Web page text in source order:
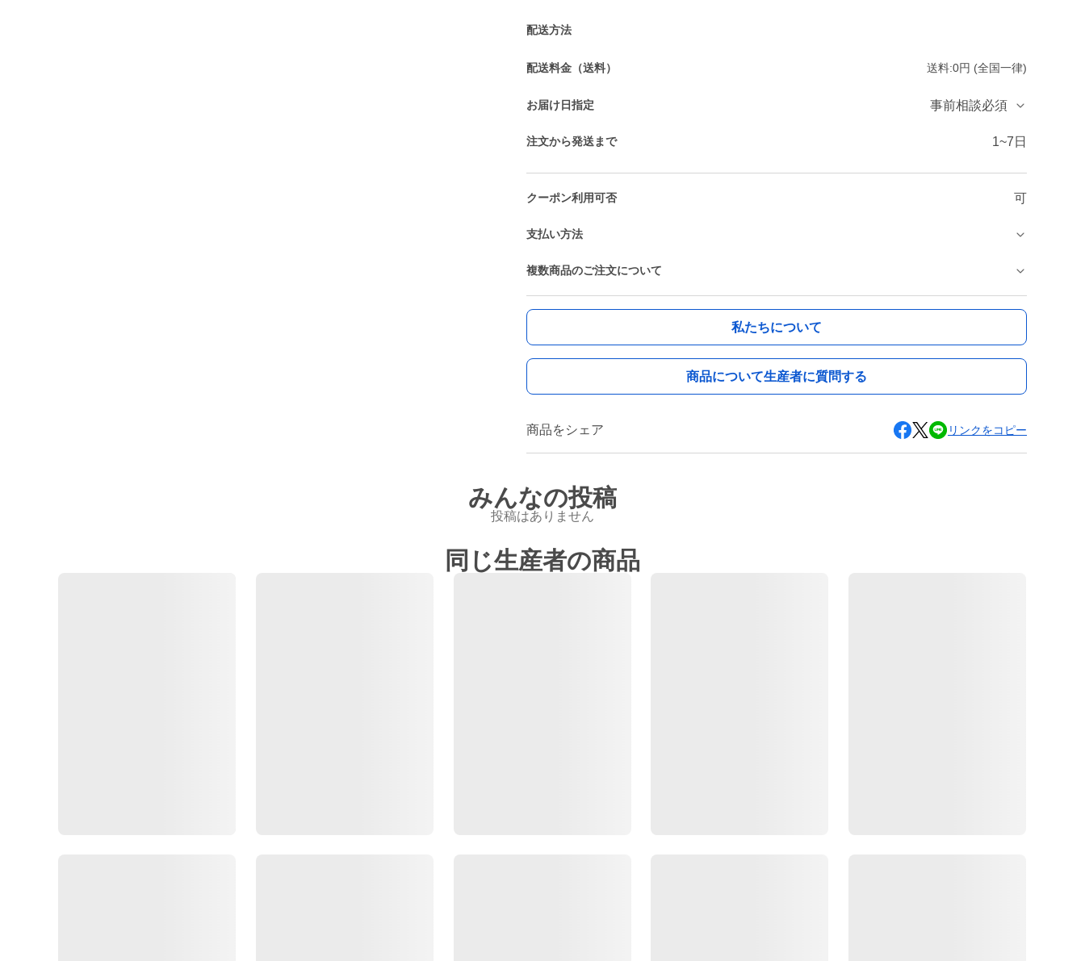
配送方法
配送料金（送料） 送料:0円 (全国一律)
お届け日指定 事前相談必須
注文から発送まで 1~7日
クーポン利用可否 可
支払い方法
複数商品のご注文について
私たちについて
商品について生産者に質問する
商品をシェア リンクをコピー
みんなの投稿
投稿はありません
同じ生産者の商品